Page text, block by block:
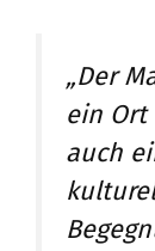
„Der
ein Ort
auch